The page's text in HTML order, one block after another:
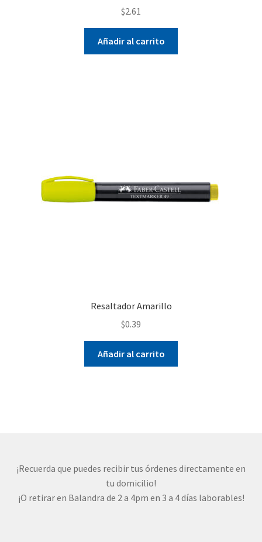
$2.61
Añadir al carrito
Resaltador Amarillo
$0.39
Añadir al carrito
¡Recuerda que puedes recibir tus órdenes directamente en
tu domicilio!
¡O retirar en Balandra de 2 a 4pm en 3 a 4 días laborables!